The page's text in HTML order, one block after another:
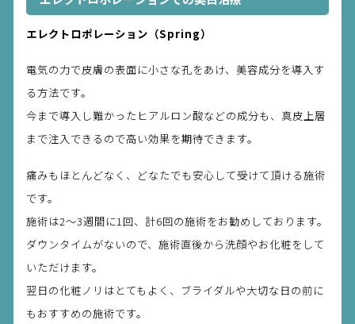
エレクトロポレーション（Spring）
電気の力で皮膚の表面に小さな孔をあけ、美容成分を導入す
る方法です。
今まで導入し難かったヒアルロン酸などの成分も、真皮上層
まで注入できるので高い効果を期待できます。
痛みもほとんどなく、どなたでも安心して受けて頂ける施術
です。
施術は2～3週間に1回、計6回の施術をお勧めしております。
ダウンタイムがないので、施術直後から洗顔やお化粧をして
いただけます。
翌日の化粧ノリはとてもよく、ブライダルや大切な日の前に
もおすすめの施術です。